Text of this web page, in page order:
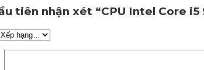
tiên nhận xét “CPU Intel Core